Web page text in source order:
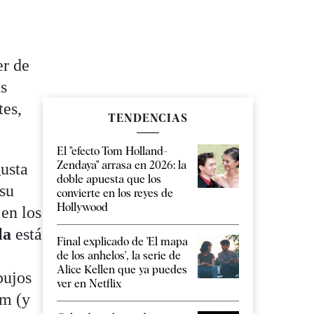
de
los
está
(y
TENDENCIAS
El "efecto Tom Holland-
Zendaya" arrasa en 2026: la
doble apuesta que los
convierte en los reyes de
Hollywood
Final explicado de 'El mapa
de los anhelos', la serie de
Alice Kellen que ya puedes
ver en Netflix